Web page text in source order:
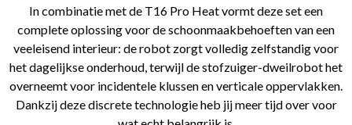
In combinatie met de T16 Pro Heat vormt deze set een
complete oplossing voor de schoonmaakbehoeften van een
veeleisend interieur: de robot zorgt volledig zelfstandig voor
het dagelijkse onderhoud, terwijl de stofzuiger-dweilrobot het
overneemt voor incidentele klussen en verticale oppervlakken.
Dankzij deze discrete technologie heb jij meer tijd over voor